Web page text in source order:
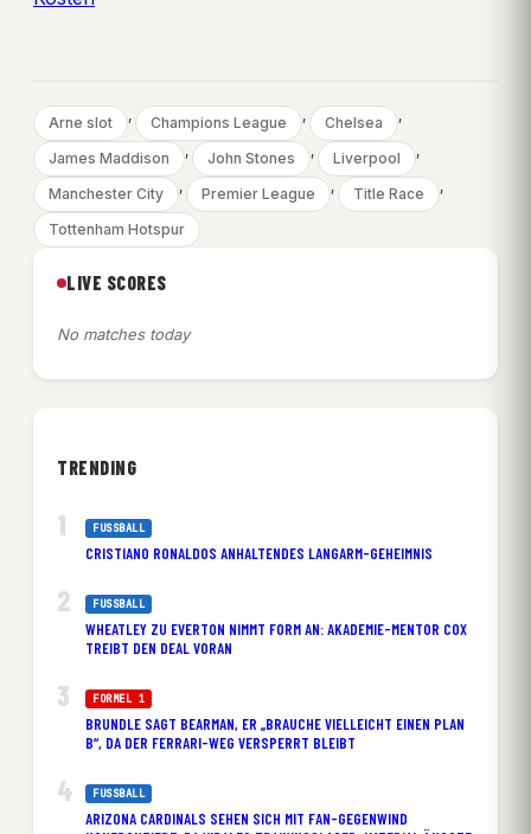
Arne slot , Champions League , Chelsea ,
James Maddison , John Stones , Liverpool ,
Manchester City , Premier League , Title Race ,
Tottenham Hotspur
LIVE SCORES
No matches today
TRENDING
FUSSBALL
CRISTIANO RONALDOS ANHALTENDES LANGARM-GEHEIMNIS
FUSSBALL
WHEATLEY ZU EVERTON NIMMT FORM AN: AKADEMIE-MENTOR COX
TREIBT DEN DEAL VORAN
FORMEL 1
BRUNDLE SAGT BEARMAN, ER „BRAUCHE VIELLEICHT EINEN PLAN
B“, DA DER FERRARI-WEG VERSPERRT BLEIBT
FUSSBALL
ARIZONA CARDINALS SEHEN SICH MIT FAN-GEGENWIND